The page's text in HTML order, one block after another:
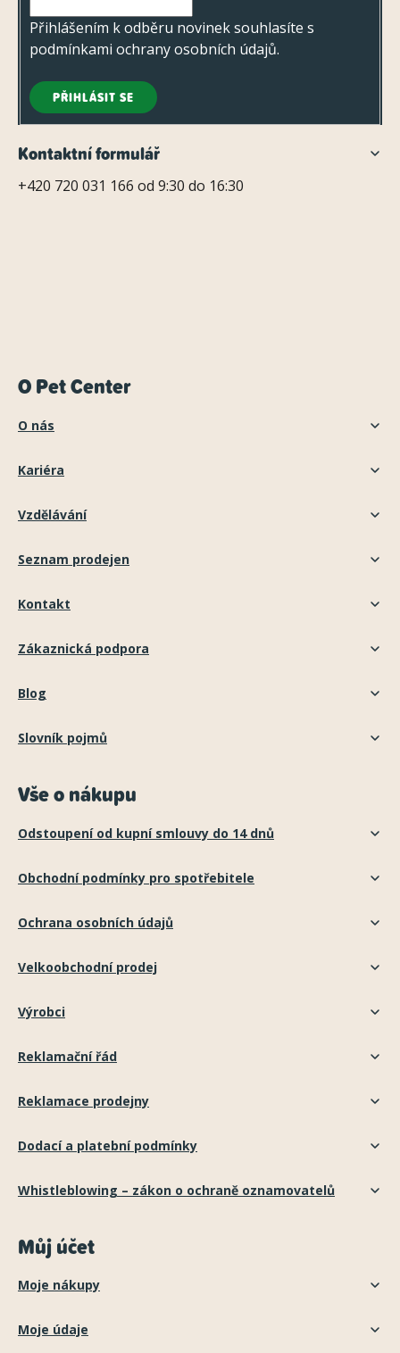
Přihlášením k odběru novinek souhlasíte s
podmínkami ochrany osobních údajů.
PŘIHLÁSIT SE
Kontaktní formulář
+420 720 031 166 od 9:30 do 16:30
O Pet Center
O nás
Kariéra
Vzdělávání
Seznam prodejen
Kontakt
Zákaznická podpora
Blog
Slovník pojmů
Vše o nákupu
Odstoupení od kupní smlouvy do 14 dnů
Obchodní podmínky pro spotřebitele
Ochrana osobních údajů
Velkoobchodní prodej
Výrobci
Reklamační řád
Reklamace prodejny
Dodací a platební podmínky
Whistleblowing – zákon o ochraně oznamovatelů
Můj účet
Moje nákupy
Moje údaje